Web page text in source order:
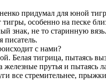
придумал для юной
особенно на песке
не то старинную вязь.
писатель.
с нами?
Белая тигрица, пытаясь
железные прутья и пытаясь
все стремительнее,